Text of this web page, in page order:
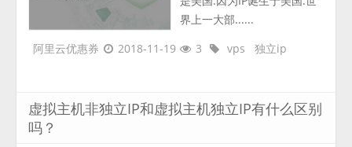
界上一大部......
阿里云优惠券
2018-11-19 3 vps 独立ip
虚拟主机非独立IP和虚拟主机独立IP有什么区别
吗？